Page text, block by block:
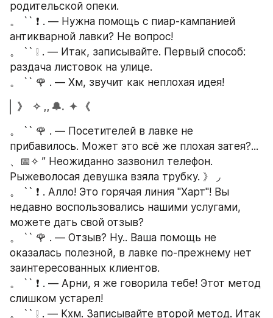
родительской опеки.
。 `` ❗ . — Нужна помощь с пиар-кампанией
антикварной лавки? Не вопрос!
。 `` ❕ . — Итак, записывайте. Первый способ:
раздача листовок на улице.
。 `` 🌹 . — Хм, звучит как неплохая идея!
》  ✧ ,, 🔔.  ✦ 《
。 `` 🌹 . — Посетителей в лавке не
прибавилось. Может это всё же плохая затея?...
、📅✧ ” Неожиданно зазвонил телефон.
Рыжеволосая девушка взяла трубку. 》 ◞
。 `` ❗ . Алло! Это горячая линия "Харт"! Вы
недавно воспользовались нашими услугами,
можете дать свой отзыв?
。 `` 🌹 . — Отзыв? Ну.. Ваша помощь не
оказалась полезной, в лавке по-прежнему нет
заинтересованных клиентов.
。 `` ❗ . — Арни, я же говорила тебе! Этот метод
слишком устарел!
。 `` ❕ . — Кхм. Записывайте второй метод. Итак